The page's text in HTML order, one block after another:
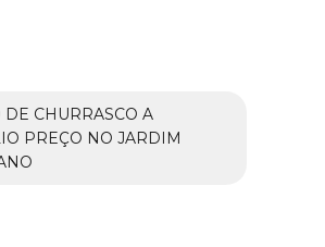
DE CHURRASCO A
PREÇO NO JARDIM